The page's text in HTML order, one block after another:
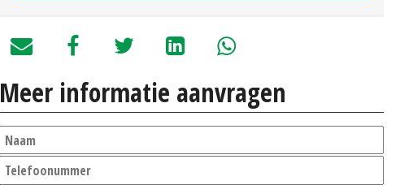
Meer informatie aanvragen